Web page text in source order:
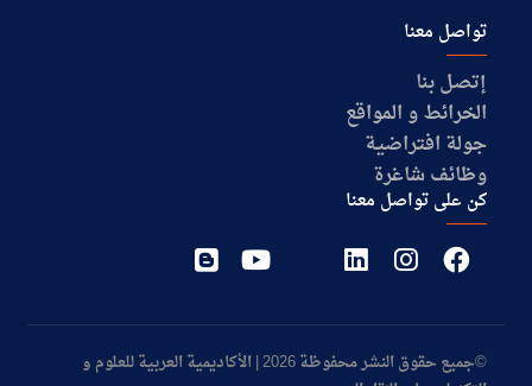
تواصل معنا
إتصل بنا
الخرائط و المواقع
جولة افتراضية
وظائف شاغرة
كن على تواصل معنا
©جميع حقوق النشر محفوظة 2026 | الأكاديمية العربية للعلوم و